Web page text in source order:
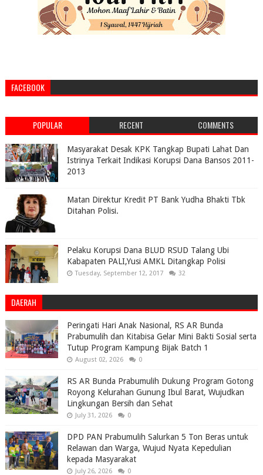
FACEBOOK
POPULAR RECENT COMMENTS
Masyarakat Desak KPK Tangkap Bupati Lahat Dan
Istrinya Terkait Indikasi Korupsi Dana Bansos 2011-
2013
Matan Direktur Kredit PT Bank Yudha Bhakti Tbk
Ditahan Polisi.
Pelaku Korupsi Dana BLUD RSUD Talang Ubi
Kabapaten PALI,Yusi AMKL Ditangkap Polisi
Tuesday, September 12, 2017 32
DAERAH
Peringati Hari Anak Nasional, RS AR Bunda
Prabumulih dan Kitabisa Gelar Mini Bakti Sosial serta
Tutup Program Kampung Bijak Batch 1
August 02, 2026 0
RS AR Bunda Prabumulih Dukung Program Gotong
Royong Kelurahan Gunung Ibul Barat, Wujudkan
Lingkungan Bersih dan Sehat
July 31, 2026 0
DPD PAN Prabumulih Salurkan 5 Ton Beras untuk
Relawan dan Warga, Wujud Nyata Kepedulian
kepada Masyarakat
July 26, 2026 0